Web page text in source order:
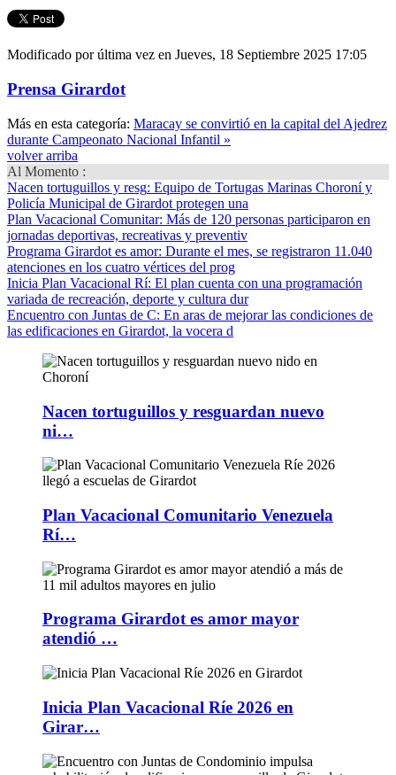
Modificado por última vez en Jueves, 18 Septiembre 2025 17:05
Prensa Girardot
Más en esta categoría: Maracay se convirtió en la capital del Ajedrez
durante Campeonato Nacional Infantil »
volver arriba
Al Momento :
Nacen tortuguillos y resg: Equipo de Tortugas Marinas Choroní y
Policía Municipal de Girardot protegen una
Plan Vacacional Comunitar: Más de 120 personas participaron en
jornadas deportivas, recreativas y preventiv
Programa Girardot es amor: Durante el mes, se registraron 11.040
atenciones en los cuatro vértices del prog
Inicia Plan Vacacional Rí: El plan cuenta con una programación
variada de recreación, deporte y cultura dur
Encuentro con Juntas de C: En aras de mejorar las condiciones de
las edificaciones en Girardot, la vocera d
Nacen tortuguillos y resguardan nuevo
ni…
Plan Vacacional Comunitario Venezuela
Rí…
Programa Girardot es amor mayor
atendió …
Inicia Plan Vacacional Ríe 2026 en
Girar…